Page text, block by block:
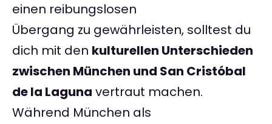
einen reibungslosen
Übergang zu gewährleisten, solltest du
dich mit den kulturellen Unterschieden
zwischen München und San Cristóbal
de la Laguna vertraut machen.
Während München als